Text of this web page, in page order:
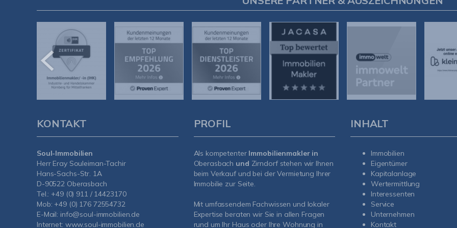
KONTAKT
Soul-Immobilien
Herr Eray Souleiman-Tachir
Hans-Sachs-Str. 1A
D-90522 Oberasbach
Tel.: +49 (0) 911 / 14423170
Mob: +49 (0) 176 72554732
E-Mail: info@soul-immobilien.de
Internet: www.soul-immobilien.de
PROFIL
Als kompetenter Immobilienmakler in
Oberasbach und Zirndorf stehen wir Ihnen
beim Verkauf und bei der Vermietung Ihrer
Immobilie zur Seite.
Mit umfassendem Fachwissen und lokaler
Expertise beraten wir Sie in allen Fragen
rund um Ihr Haus oder Ihre Wohnung in
INHALT
Immobilien
Eigentümer
Kapitalanlage
Wertermittlung
Interessenten
Service
Unternehmen
Kontakt